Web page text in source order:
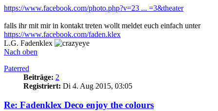
https://www.facebook.com/photo.php?v=23 ... =3&theater
falls ihr mit mir in kontakt treten wollt meldet euch einfach unter
https://www.facebook.com/faden.klex
L.G. Fadenklex
Nach oben
Paterred
Beiträge: 2
Registriert: Di 4. Aug 2015, 03:05
Re: Fadenklex Deco enjoy the colours